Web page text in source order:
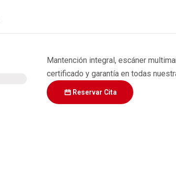
Mantención integral, escáner
certificado y garantía en todas
Reservar Cita